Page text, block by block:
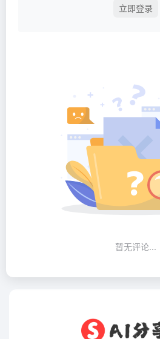
立即登录
暂无评论...